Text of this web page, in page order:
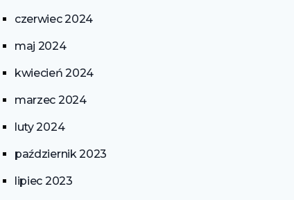
czerwiec 2024
maj 2024
kwiecień 2024
marzec 2024
luty 2024
październik 2023
lipiec 2023